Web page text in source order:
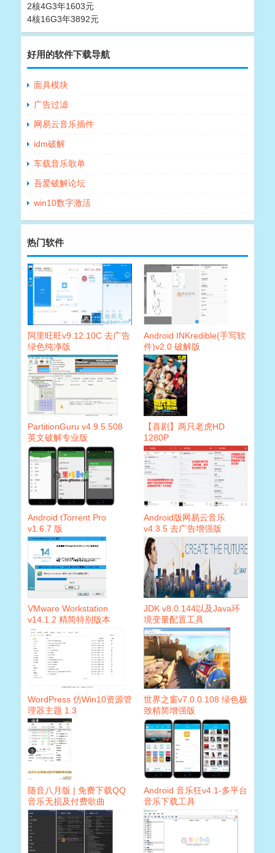
2核4G3年1603元
4核16G3年3892元
好用的软件下载导航
面具模块
广告过滤
网易云音乐插件
idm破解
车载音乐歌单
吾爱破解论坛
win10数字激活
热门软件
阿里旺旺v9.12.10C 去广告
绿色纯净版
Android INKredible(手写软
件)v2.0 破解版
PartitionGuru v4.9.5.508
英文破解专业版
【喜剧】两只老虎HD
1280P
Android tTorrent Pro
v1.6.7 版
Android版网易云音乐
v4.3.5 去广告增强版
VMware Workstation
v14.1.2 精简特别版本
JDK v8.0.144以及Java环
境变量配置工具
WordPress 仿Win10资源管
理器主题 1.3
世界之窗v7.0.0.108 绿色极
致精简增强版
随音八月版 | 免费下载QQ
音乐无损及付费歌曲
Android 音乐狂v4.1-多平台
音乐下载工具